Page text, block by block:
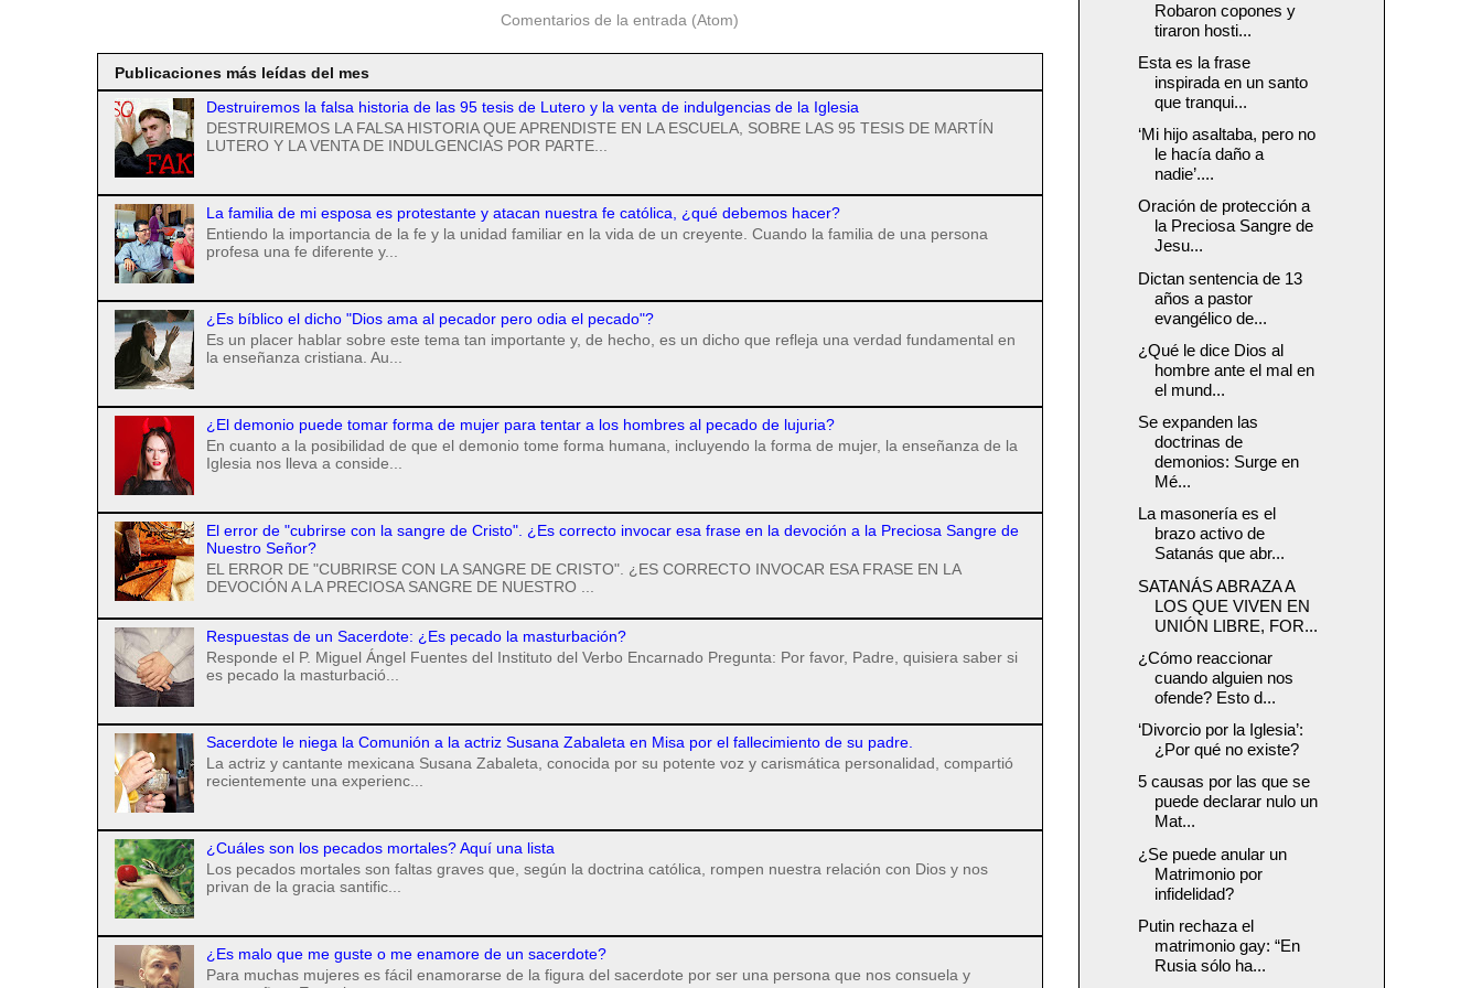
Comentarios de la entrada (Atom)
Publicaciones más leídas del mes
Destruiremos la falsa historia de las 95 tesis de Lutero y la venta de indulgencias de la Iglesia
DESTRUIREMOS LA FALSA HISTORIA QUE APRENDISTE EN LA ESCUELA, SOBRE LAS 95 TESIS DE MARTÍN
LUTERO Y LA VENTA DE INDULGENCIAS POR PARTE...
La familia de mi esposa es protestante y atacan nuestra fe católica, ¿qué debemos hacer?
Entiendo la importancia de la fe y la unidad familiar en la vida de un creyente. Cuando la familia de una persona
profesa una fe diferente y...
¿Es bíblico el dicho "Dios ama al pecador pero odia el pecado"?
Es un placer hablar sobre este tema tan importante y, de hecho, es un dicho que refleja una verdad fundamental en
la enseñanza cristiana. Au...
¿El demonio puede tomar forma de mujer para tentar a los hombres al pecado de lujuria?
En cuanto a la posibilidad de que el demonio tome forma humana, incluyendo la forma de mujer, la enseñanza de la
Iglesia nos lleva a conside...
El error de "cubrirse con la sangre de Cristo". ¿Es correcto invocar esa frase en la devoción a la Preciosa Sangre de
Nuestro Señor?
EL ERROR DE "CUBRIRSE CON LA SANGRE DE CRISTO". ¿ES CORRECTO INVOCAR ESA FRASE EN LA
DEVOCIÓN A LA PRECIOSA SANGRE DE NUESTRO ...
Respuestas de un Sacerdote: ¿Es pecado la masturbación?
Responde el P. Miguel Ángel Fuentes del Instituto del Verbo Encarnado Pregunta: Por favor, Padre, quisiera saber si
es pecado la masturbació...
Sacerdote le niega la Comunión a la actriz Susana Zabaleta en Misa por el fallecimiento de su padre.
La actriz y cantante mexicana Susana Zabaleta, conocida por su potente voz y carismática personalidad, compartió
recientemente una experienc...
¿Cuáles son los pecados mortales? Aquí una lista
Los pecados mortales son faltas graves que, según la doctrina católica, rompen nuestra relación con Dios y nos
privan de la gracia santific...
¿Es malo que me guste o me enamore de un sacerdote?
Para muchas mujeres es fácil enamorarse de la figura del sacerdote por ser una persona que nos consuela y
Robaron copones y
tiraron hosti...
Esta es la frase
inspirada en un santo
que tranqui...
‘Mi hijo asaltaba, pero no
le hacía daño a
nadie’....
Oración de protección a
la Preciosa Sangre de
Jesu...
Dictan sentencia de 13
años a pastor
evangélico de...
¿Qué le dice Dios al
hombre ante el mal en
el mund...
Se expanden las
doctrinas de
demonios: Surge en
Mé...
La masonería es el
brazo activo de
Satanás que abr...
SATANÁS ABRAZA A
LOS QUE VIVEN EN
UNIÓN LIBRE, FOR...
¿Cómo reaccionar
cuando alguien nos
ofende? Esto d...
‘Divorcio por la Iglesia’:
¿Por qué no existe?
5 causas por las que se
puede declarar nulo un
Mat...
¿Se puede anular un
Matrimonio por
infidelidad?
Putin rechaza el
matrimonio gay: “En
Rusia sólo ha...